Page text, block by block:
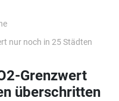
nur noch in 25 Städten
Grenzwert
überschritten